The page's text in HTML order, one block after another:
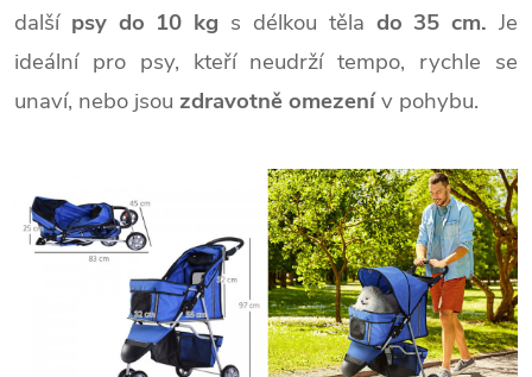
další psy do 10 kg s délkou těla do 35 cm. Je
ideální pro psy, kteří neudrží tempo, rychle se
unaví, nebo jsou zdravotně omezenív pohybu.